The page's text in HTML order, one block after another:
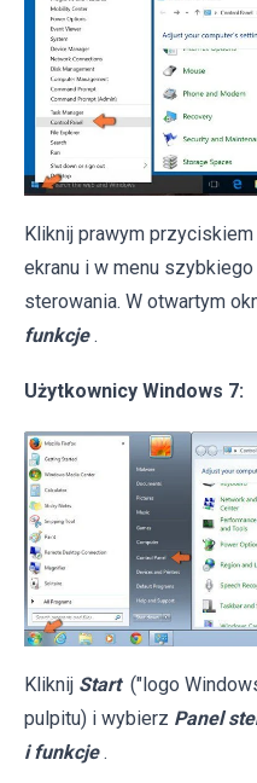
Kliknij prawym
ekranu i w menu
sterowania. W otwartym
funkcje .
Użytkownicy Windows 7:
Kliknij Start ("logo
pulpitu) i wybierz Panel
i funkcje .